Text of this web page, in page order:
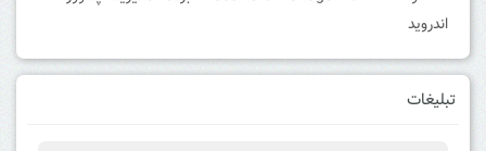
اندروید
تبلیغات